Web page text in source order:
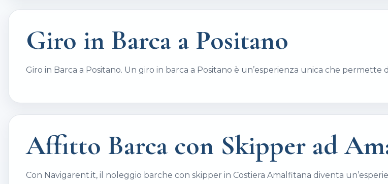
Giro in Barca a Positano
Giro in Barca a Positano. Un giro in barca a Positano è un’esperienza unica che
Affitto Barca con Skipper ad
Con Navigarent.it, il noleggio barche con skipper in Costiera Amalfitana diventa